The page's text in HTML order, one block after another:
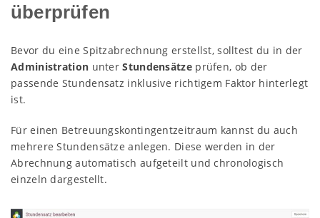
überprüfen
Bevor du eine Spitzabrechnung erstellst, solltest du in der
Administration unterStundensätzeprüfen, ob der
passende Stundensatz inklusive richtigem Faktor hinterlegt
ist.
Für einen Betreuungskontingentzeitraum kannst du auch
mehrere Stundensätze anlegen. Diese werden in der
Abrechnung automatisch aufgeteilt und chronologisch
einzeln dargestellt.